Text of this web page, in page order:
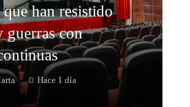
han resistido
guerras con
Hace 1 día